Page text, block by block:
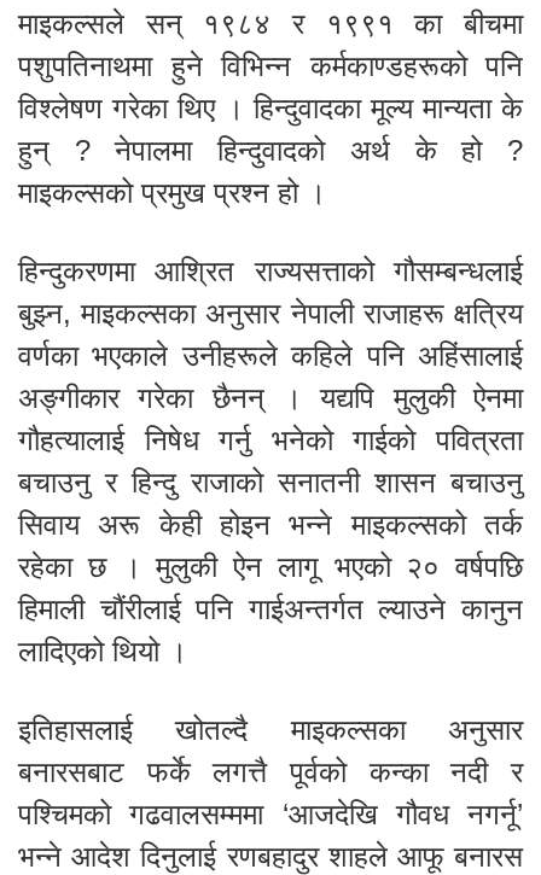
माइकल्सले सन् १९८४ र १९९१ का बीचमा
पशुपतिनाथमा हुने विभिन्न कर्मकाण्डहरूको पनि
विश्लेषण गरेका थिए । हिन्दुवादका मूल्य मान्यता के
हुन् ? नेपालमा हिन्दुवादको अर्थ के हो ?
माइकल्सको प्रमुख प्रश्न हो ।
हिन्दुकरणमा आश्रित राज्यसत्ताको गौसम्बन्धलाई
बुझ्न, माइकल्सका अनुसार नेपाली राजाहरू क्षत्रिय
वर्णका भएकाले उनीहरूले कहिले पनि अहिंसालाई
अङ्गीकार गरेका छैनन् । यद्यपि मुलुकी ऐनमा
गौहत्यालाई निषेध गर्नु भनेको गाईको पवित्रता
बचाउनु र हिन्दु राजाको सनातनी शासन बचाउनु
सिवाय अरू केही होइन भन्ने माइकल्सको तर्क
रहेका छ । मुलुकी ऐन लागू भएको २० वर्षपछि
हिमाली चौंरीलाई पनि गाईअन्तर्गत ल्याउने कानुन
लादिएको थियो ।
इतिहासलाई खोतल्दै माइकल्सका अनुसार
बनारसबाट फर्के लगत्तै पूर्वको कन्का नदी र
पश्चिमको गढवालसम्ममा ‘आजदेखि गौवध नगर्नू’
भन्ने आदेश दिनुलाई रणबहादुर शाहले आफू बनारस